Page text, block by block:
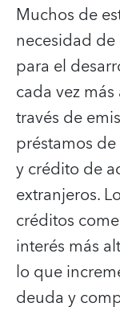
Muchos de
necesidad
para el
cada vez
través de
préstamos
y crédito de
extranjeros.
créditos
interés más
lo que
deuda y